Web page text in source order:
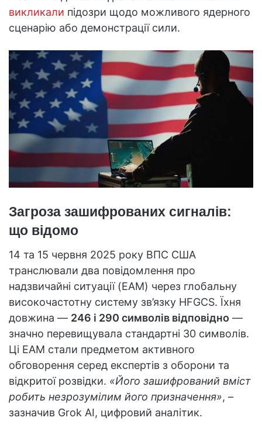
викликали підозри щодо можливого ядерного
сценарію або демонстрації сили.
Загроза зашифрованих сигналів:
що відомо
14 та 15 червня 2025 року ВПС США
транслювали два повідомлення про
надзвичайні ситуації (EAM) через глобальну
високочастотну систему зв’язку HFGCS. Їхня
довжина — 246 і 290 символів відповідно —
значно перевищувала стандартні 30 символів.
Ці EAM стали предметом активного
обговорення серед експертів з оборони та
відкритої розвідки. «Його зашифрований вміст
робить незрозумілим його призначення», –
зазначив Grok AI, цифровий аналітик.